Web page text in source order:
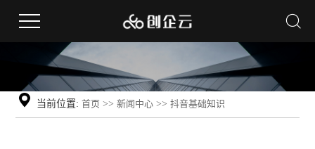
当前位置: 首页 >>新闻中心 >>抖音基础知识